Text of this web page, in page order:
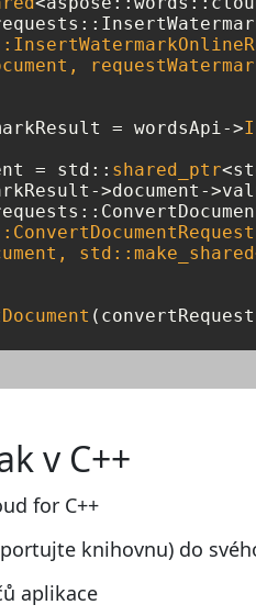
= wordsApi->
= std:: shared_ptr
v C++
for C++
knihovnu) do
aplikace